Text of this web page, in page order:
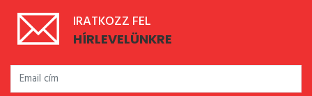
IRATKOZZ FEL
HÍRLEVELÜNKRE